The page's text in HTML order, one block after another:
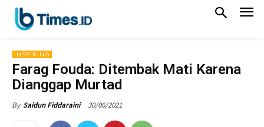
INSPIRING
Farag Fouda: Ditembak Mati Karena
Dianggap Murtad
By Saidun Fiddaraini 30/06/2021